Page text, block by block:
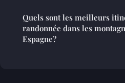
Quels sont les meilleurs
randonnée dans les
Espagne?